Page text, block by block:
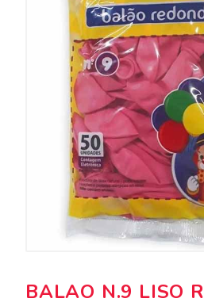
BALAO N.9 LISO